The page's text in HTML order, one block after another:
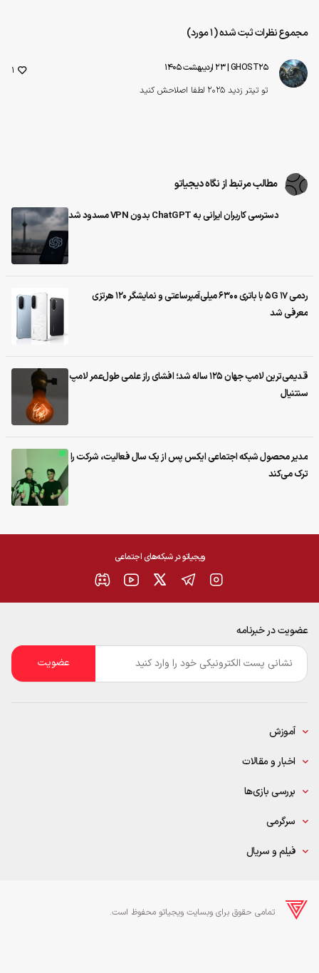
مجموع نظرات ثبت شده (1 مورد)
GHOST25| ۲۳ اردیبهشت ۱۴۰۵
تو تیتر زدید 2025 لطفا اصلاحش کنید
1
مطالب مرتبط از نگاه دیجیاتو
دسترسی کاربران ایرانی به ChatGPT بدون VPN مسدود شد
ردمی 17 5G با باتری ۶۳۰۰ میلی‌آمپرساعتی و نمایشگر ۱۲۰ هرتزی
معرفی شد
قدیمی‌ترین لامپ جهان ۱۲۵ ساله شد؛ افشای راز علمی طول‌عمر لامپ
سنتنیال
مدیر محصول شبکه اجتماعی ایکس پس از یک سال فعالیت، شرکت را
ترک می‌کند
ویجیاتو در شبکه‌های اجتماعی
عضویت در خبرنامه
ایمیل
آموزش
اخبار و مقالات
بررسی بازی‌ها
سرگرمی
فیلم و سریال
تمامی حقوق برای وبسایت ویجیاتو محفوظ است.